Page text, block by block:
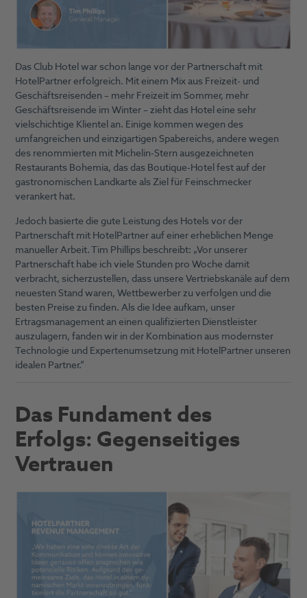
Das Club Hotel war schon lange vor der Partnerschaft mit
HotelPartner erfolgreich. Mit einem Mix aus Freizeit- und
Geschäftsreisenden – mehr Freizeit im Sommer, mehr
Geschäftsreisende im Winter – zieht das Hotel eine sehr
vielschichtige Klientel an. Einige kommen wegen des
umfangreichen und einzigartigen Spabereichs, andere wegen
des renommierten mit Michelin-Stern ausgezeichneten
Restaurants Bohemia, das das Boutique-Hotel fest auf der
gastronomischen Landkarte als Ziel für Feinschmecker
verankert hat.
Jedoch basierte die gute Leistung des Hotels vor der
Partnerschaft mit HotelPartner auf einer erheblichen Menge
manueller Arbeit. Tim Phillips beschreibt: „Vor unserer
Partnerschaft habe ich viele Stunden pro Woche damit
verbracht, sicherzustellen, dass unsere Vertriebskanäle auf dem
neuesten Stand waren, Wettbewerber zu verfolgen und die
besten Preise zu finden. Als die Idee aufkam, unser
Ertragsmanagement an einen qualifizierten Dienstleister
auszulagern, fanden wir in der Kombination aus modernster
Technologie und Expertenumsetzung mit HotelPartner unseren
idealen Partner.“
Das Fundament des
Erfolgs: Gegenseitiges
Vertrauen